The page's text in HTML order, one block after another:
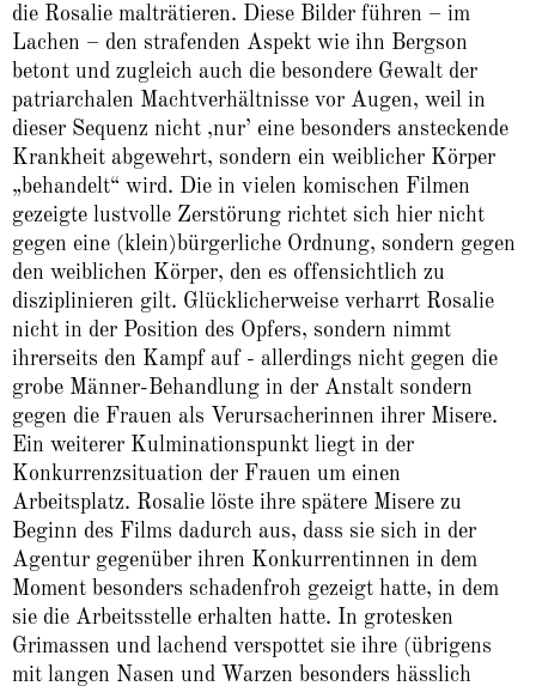
die Rosalie malträtieren. Diese Bilder führen – im
Lachen – den strafenden Aspekt wie ihn Bergson
betont und zugleich auch die besondere Gewalt der
patriarchalen Machtverhältnisse vor Augen, weil in
dieser Sequenz nicht ‚nur’ eine besonders ansteckende
Krankheit abgewehrt, sondern ein weiblicher Körper
„behandelt“ wird. Die in vielen komischen Filmen
gezeigte lustvolle Zerstörung richtet sich hier nicht
gegen eine (klein)bürgerliche Ordnung, sondern gegen
den weiblichen Körper, den es offensichtlich zu
disziplinieren gilt. Glücklicherweise verharrt Rosalie
nicht in der Position des Opfers, sondern nimmt
ihrerseits den Kampf auf - allerdings nicht gegen die
grobe Männer-Behandlung in der Anstalt sondern
gegen die Frauen als Verursacherinnen ihrer Misere.
Ein weiterer Kulminationspunkt liegt in der
Konkurrenzsituation der Frauen um einen
Arbeitsplatz. Rosalie löste ihre spätere Misere zu
Beginn des Films dadurch aus, dass sie sich in der
Agentur gegenüber ihren Konkurrentinnen in dem
Moment besonders schadenfroh gezeigt hatte, in dem
sie die Arbeitsstelle erhalten hatte. In grotesken
Grimassen und lachend verspottet sie ihre (übrigens
mit langen Nasen und Warzen besonders hässlich